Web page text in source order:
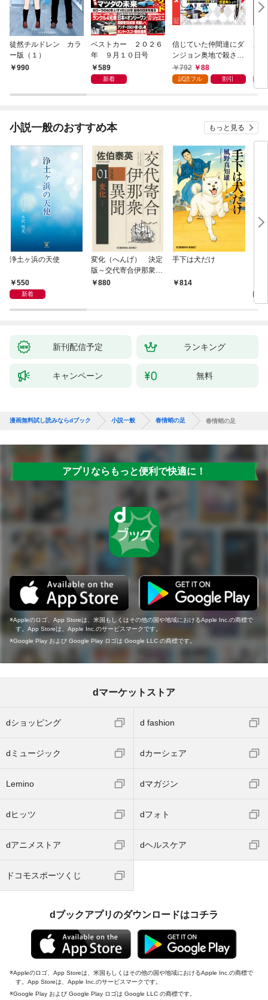
徒然チルドレン カラ
ー版（１）
990
ベストカー ２０２６
年 ９月１０日号
589
新着
信じていた仲間達にダ
ンジョン奥地で殺され
かけたがギフト『無限
ガチャ』でレベル９９
『ざまぁ！』します！
792 88
試読フル 割引
小説一般のおすすめ本 もっと見る
浄土ヶ浜の天使
550
新着
変化（へんげ） 決定
版～交代寄合伊那衆異
聞（1）～
880
手下は犬だけ
814
新刊配信予定 ランキング
キャンペーン 無料
漫画無料試し読みならdブック 小説一般 春情蛸の足 春情蛸の足
アプリならもっと便利で快適に！
Appleのロゴ、App Storeは、米国もしくはその他の国や地域におけるApple Inc.の商標で
す。App Storeは、Apple Inc.のサービスマークです。
Google Play および Google Play ロゴは Google LLC の商標です。
dマーケットストア
dショッピング d fashion
dミュージック dカーシェア
Lemino dマガジン
dヒッツ dフォト
dアニメストア dヘルスケア
ドコモスポーツくじ
dブックアプリのダウンロードはコチラ
Appleのロゴ、App Storeは、米国もしくはその他の国や地域におけるApple Inc.の商標で
す。App Storeは、Apple Inc.のサービスマークです。
Google Play および Google Play ロゴは Google LLC の商標です。